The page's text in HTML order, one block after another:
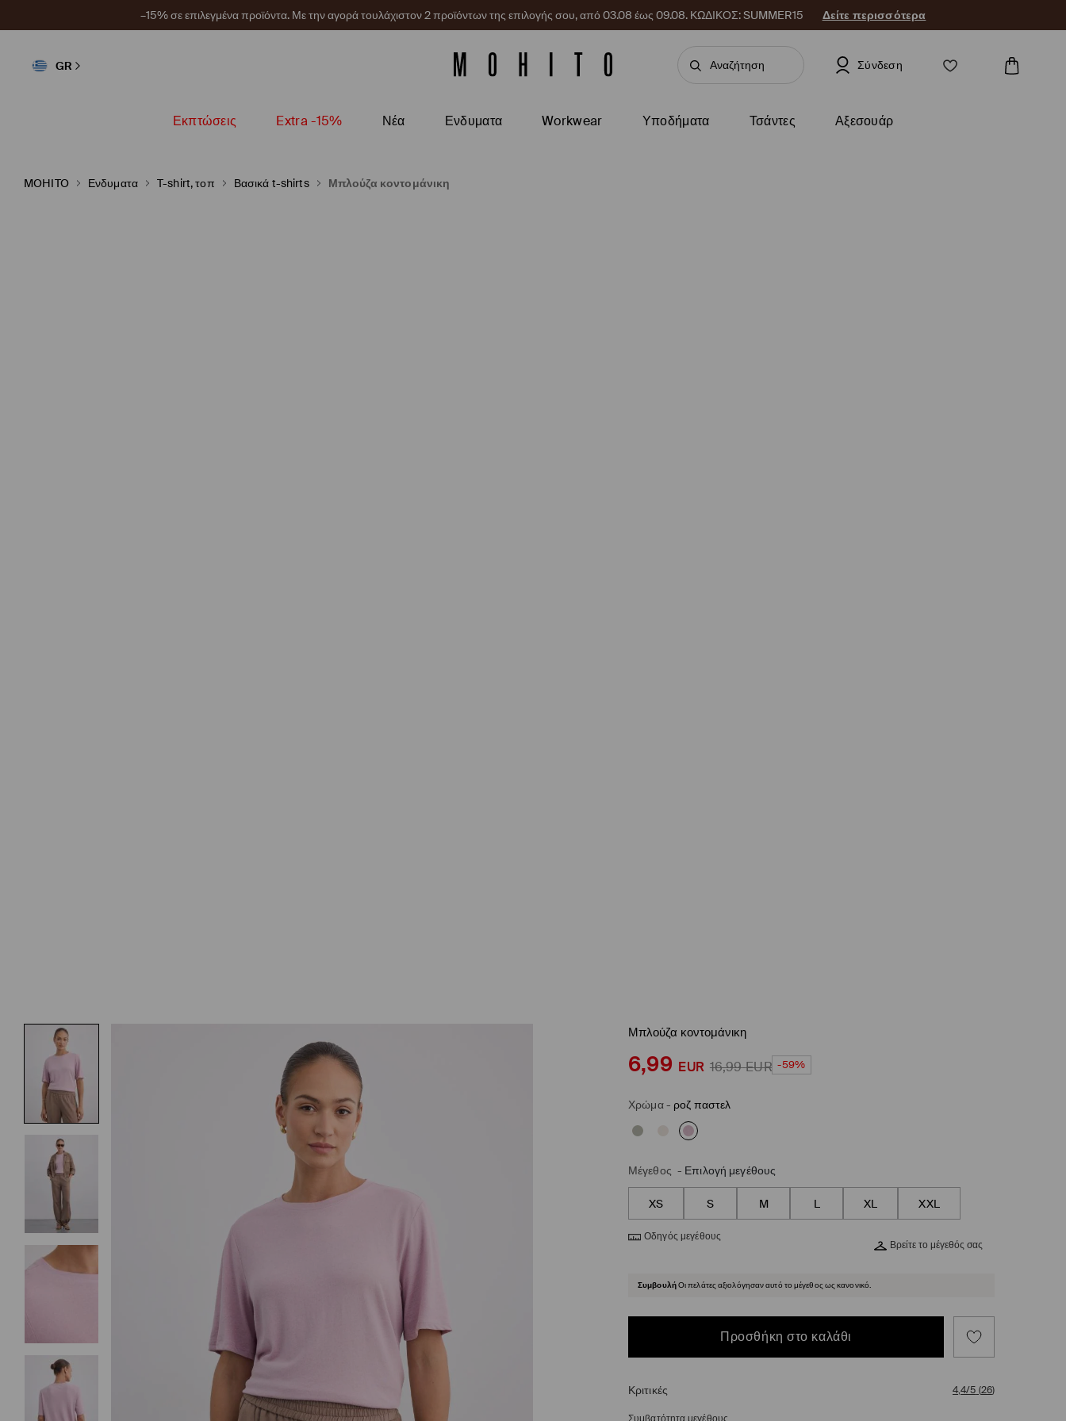
–15% σε επιλεγμένα προϊόντα. Με την αγορά τουλάχιστον 2 προϊόντων της επιλογής σου, από 03.08 έως 09.08. ΚΩΔΙΚΟΣ: SUMMER15 Δείτε περισσότερα
GR Σύνδεση
Εκπτώσεις Extra -15% Νέα Ενδυματα Workwear Υποδήματα Τσάντες Αξεσουάρ
MOHITO Ενδυματα T-shirt, τοπ Βασικά t-shirts Μπλούζα κοντομάνικη
Μπλούζα κοντομάνικη
6,99 EUR 16,99EUR -59%
Χρώμα- ροζ παστελ
Μέγεθος - Επιλογή μεγέθους
XS S M L XL XXL
Οδηγός μεγέθους
Βρείτε το μέγεθός σας
ΣυμβουλήΟι πελάτες αξιολόγησαν αυτό το μέγεθος ως κανονικό.
Προσθήκη στο καλάθι
Κριτικές 4,4/5 (26)